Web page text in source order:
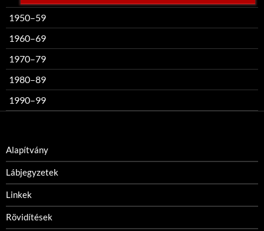
1950–59
1960–69
1970–79
1980–89
1990–99
Alapítvány
Lábjegyzetek
Linkek
Rövidítések